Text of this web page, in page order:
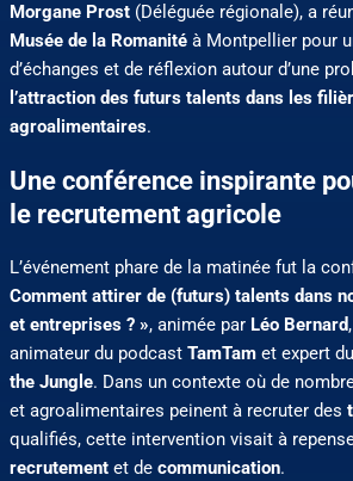
Morgane Prost(Déléguée régionale), a
Musée de la Romanitéà Montpellier pour
d’échanges et de réflexion autour d’une
l’attraction des futurs talents dans les
agroalimentaires.
Une conférence inspirante
le recrutement agricole
L’événement phare de la matinée fut la
Comment attirer de (futurs) talents dans
et entreprises ? », animée par Léo Bernard
animateur du podcast TamTamet expert du
the Jungle. Dans un contexte où de
et agroalimentaires peinent à recruter des
qualifiés, cette intervention visait à
recrutementet de communication.